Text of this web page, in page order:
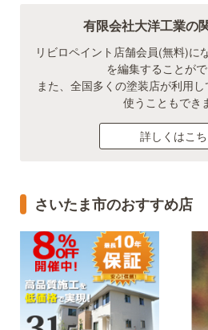
有限会社大洋工業の
リビロペイント店舗会員(無料)に
を編集することがで
また、全国多くの塗装店が利用
使うこともでき
詳しくはこ
さいたま市のおすすめ店